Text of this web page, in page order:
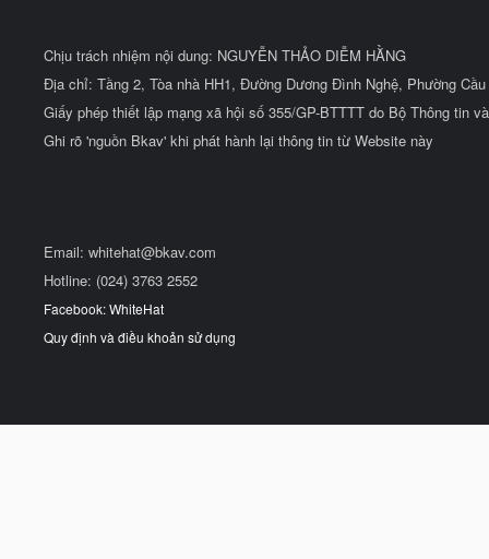
Chịu trách nhiệm nội dung: NGUYỄN THẢO DIỄM HẰNG
Địa chỉ: Tầng 2, Tòa nhà HH1, Đường Dương Đình Nghệ, Phường
Giấy phép thiết lập mạng xã hội số 355/GP-BTTTT do Bộ Thông tin
Ghi rõ 'nguồn Bkav' khi phát hành lại thông tin từ Website này
Email: whitehat@bkav.com
Hotline: (024) 3763 2552
Facebook: WhiteHat
Quy định và điều khoản sử dụng